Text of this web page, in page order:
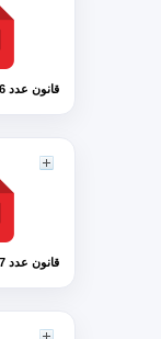
قانون عدد 046 لسنة 2001
قانون عدد 047 لسنة 2001